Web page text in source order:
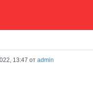
13:47 от admin